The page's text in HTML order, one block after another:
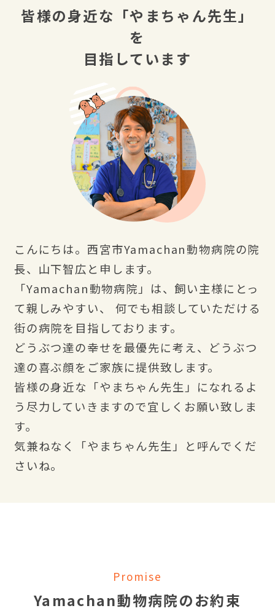
皆様の身近な「やまちゃん先生」
を
目指しています
こんにちは。西宮市Yamachan動物病院の院
長、山下智広と申します。
「Yamachan動物病院」は、飼い主様にとっ
て親しみやすい、 何でも相談していただける
街の病院を目指しております。
どうぶつ達の幸せを最優先に考え、どうぶつ
達の喜ぶ顔をご家族に提供致します。
皆様の身近な「やまちゃん先生」になれるよ
う尽力していきますので宜しくお願い致しま
す。
気兼ねなく「やまちゃん先生」と呼んでくだ
さいね。
Promise
Yamachan動物病院のお約束